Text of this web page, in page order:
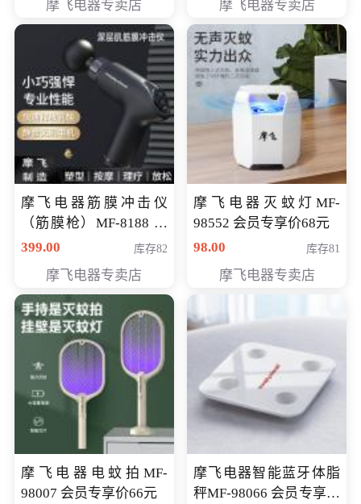
摩飞电器专卖店 摩飞电器专卖店
摩飞电器筋膜冲击仪
（筋膜枪）MF-8188 会
员专享价268元
399.00 库存82
摩飞电器专卖店
摩飞电器灭蚊灯MF-
98552 会员专享价68元
98.00
库存81
摩飞电器专卖店
摩飞电器电蚊拍MF-
98007 会员专享价66元
摩飞电器智能蓝牙体脂
秤MF-98066 会员专享价